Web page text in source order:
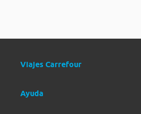
Viajes Carrefour
Ayuda